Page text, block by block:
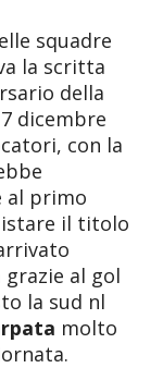
squadre
la scritta
della
dicembre
con la
al primo
il titolo
al gol
la sud nl
molto